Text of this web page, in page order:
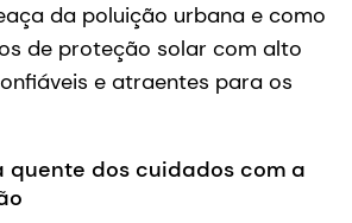
da poluição urbana e como
de proteção solar com alto
e atraentes para os
quente dos cuidados com a